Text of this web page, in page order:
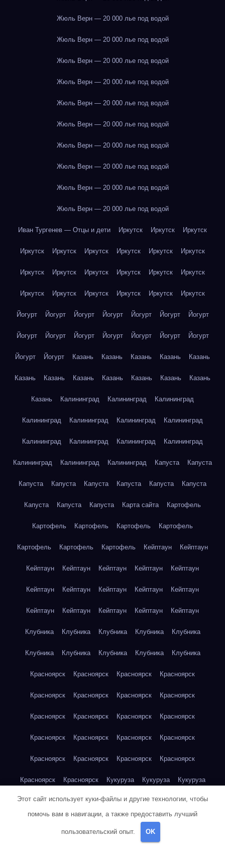
Жюль Верн — 20 000 лье под водой
Жюль Верн — 20 000 лье под водой
Жюль Верн — 20 000 лье под водой
Жюль Верн — 20 000 лье под водой
Жюль Верн — 20 000 лье под водой
Жюль Верн — 20 000 лье под водой
Жюль Верн — 20 000 лье под водой
Жюль Верн — 20 000 лье под водой
Жюль Верн — 20 000 лье под водой
Жюль Верн — 20 000 лье под водой
Иван Тургенев — Отцы и дети Иркутск Иркутск Иркутск
Иркутск Иркутск Иркутск Иркутск Иркутск Иркутск
Иркутск Иркутск Иркутск Иркутск Иркутск Иркутск
Иркутск Иркутск Иркутск Иркутск Иркутск Иркутск
Йогурт Йогурт Йогурт Йогурт Йогурт Йогурт Йогурт
Йогурт Йогурт Йогурт Йогурт Йогурт Йогурт Йогурт
Йогурт Йогурт Казань Казань Казань Казань Казань
Казань Казань Казань Казань Казань Казань Казань
Казань Калининград Калининград Калининград
Калининград Калининград Калининград Калининград
Калининград Калининград Калининград Калининград
Калининград Калининград Калининград Капуста Капуста
Капуста Капуста Капуста Капуста Капуста Капуста
Капуста Капуста Капуста Карта сайта Картофель
Картофель Картофель Картофель Картофель
Картофель Картофель Картофель Кейптаун Кейптаун
Кейптаун Кейптаун Кейптаун Кейптаун Кейптаун
Кейптаун Кейптаун Кейптаун Кейптаун Кейптаун
Кейптаун Кейптаун Кейптаун Кейптаун Кейптаун
Клубника Клубника Клубника Клубника Клубника
Клубника Клубника Клубника Клубника Клубника
Красноярск Красноярск Красноярск Красноярск
Красноярск Красноярск Красноярск Красноярск
Красноярск Красноярск Красноярск Красноярск
Красноярск Красноярск Красноярск Красноярск
Красноярск Красноярск Красноярск Красноярск
Красноярск Красноярск Кукуруза Кукуруза Кукуруза
Кукуруза Кукуруза Кукуруза Кукуруза Кукуруза
Кукуруза
Куриная грудка
Этот сайт использует куки-файлы и другие технологии, чтобы
помочь вам в навигации, а также предоставить лучший
пользовательский опыт. OK